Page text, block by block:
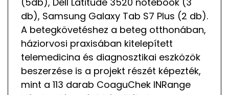
db), Samsung Galaxy Tab S7 Plus (2 db).
A betegkövetéshez a beteg otthonában,
háziorvosi praxisában kitelepített
telemedicina és diagnosztikai eszközök
beszerzése is a projekt részét képezték,
mint a 113 darab CoaguChek INRange